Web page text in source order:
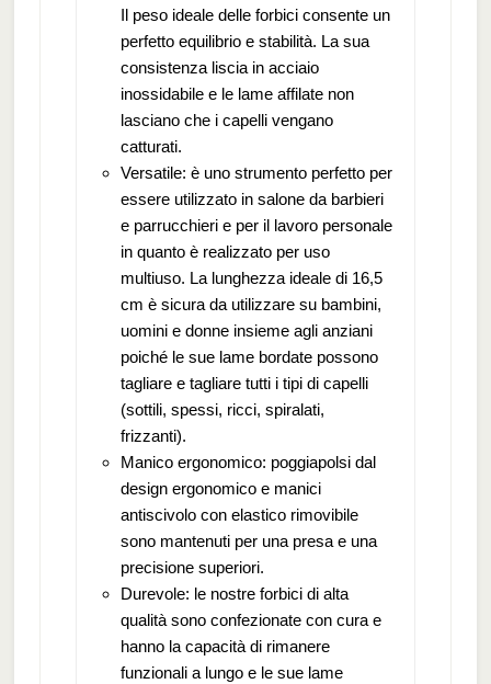
Il peso ideale delle forbici consente un
perfetto equilibrio e stabilità. La sua
consistenza liscia in acciaio
inossidabile e le lame affilate non
lasciano che i capelli vengano
catturati.
Versatile: è uno strumento perfetto per
essere utilizzato in salone da barbieri
e parrucchieri e per il lavoro personale
in quanto è realizzato per uso
multiuso. La lunghezza ideale di 16,5
cm è sicura da utilizzare su bambini,
uomini e donne insieme agli anziani
poiché le sue lame bordate possono
tagliare e tagliare tutti i tipi di capelli
(sottili, spessi, ricci, spiralati,
frizzanti).
Manico ergonomico: poggiapolsi dal
design ergonomico e manici
antiscivolo con elastico rimovibile
sono mantenuti per una presa e una
precisione superiori.
Durevole: le nostre forbici di alta
qualità sono confezionate con cura e
hanno la capacità di rimanere
funzionali a lungo e le sue lame